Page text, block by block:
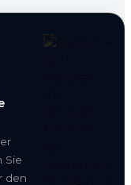
Sie
den